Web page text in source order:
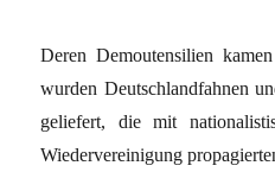
Deren Demoutensilien
wurden Deutschlandfahnen
geliefert, die mit
Wiedervereinigung